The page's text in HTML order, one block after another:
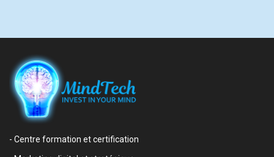
- Centre formation et certification